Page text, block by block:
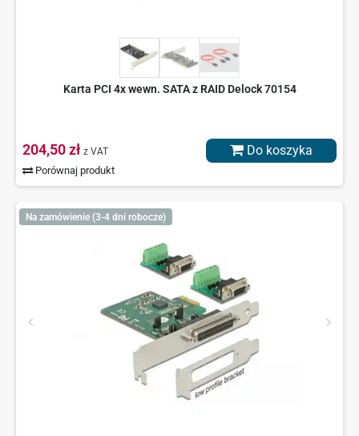
Karta PCI 4x wewn. SATA z RAID Delock 70154
204,50 zł z VAT
Porównaj produkt
Do koszyka
Na zamówienie (3-4 dni robocze)